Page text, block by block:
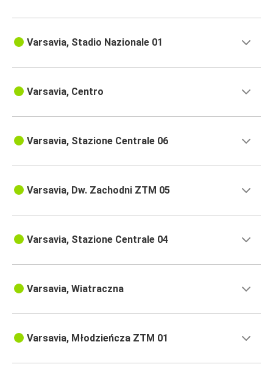
Varsavia, Stadio Nazionale 01
Varsavia, Centro
Varsavia, Stazione Centrale 06
Varsavia, Dw. Zachodni ZTM 05
Varsavia, Stazione Centrale 04
Varsavia, Wiatraczna
Varsavia, Młodzieńcza ZTM 01